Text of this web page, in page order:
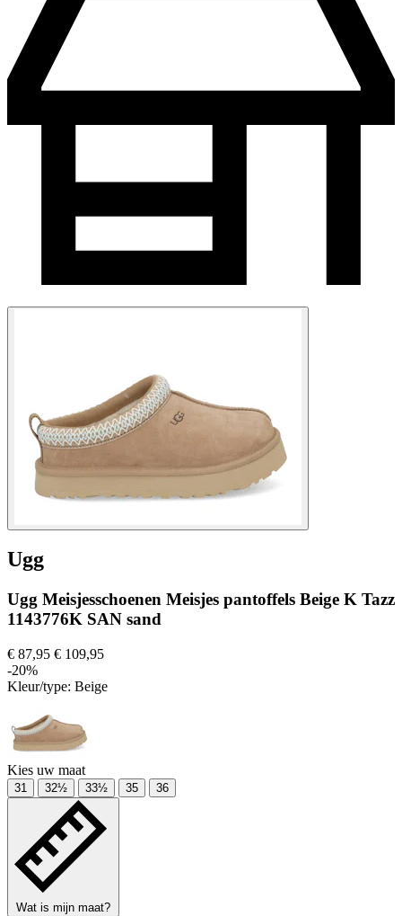
Ugg
Ugg Meisjesschoenen Meisjes pantoffels Beige K Tazz
1143776K SAN sand
€ 87,95 € 109,95
-20%
Kleur/type: Beige
Kies uw maat
31 32½ 33½ 35 36
Wat is mijn maat?